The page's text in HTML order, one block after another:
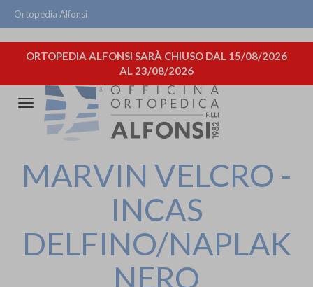
Ortopedia Alfonsi
ORTOPEDIA ALFONSI SARÀ CHIUSO DAL 15/08/2026
AL 23/08/2026
Attiva/disattiva
navigazione
MARVIN VELCRO -
INCAS
DELFINO/NAPLAK
NERO